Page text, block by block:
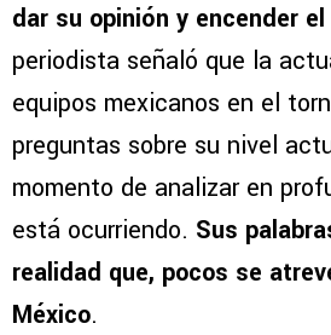
dar su opinión y encender
periodista señaló que la
equipos mexicanos en el
preguntas sobre su nivel
momento de analizar en
está ocurriendo. Sus
realidad que, pocos se
México.